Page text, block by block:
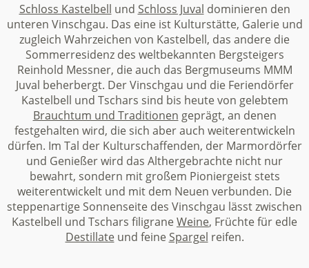
Schloss Kastelbell und Schloss Juval dominieren den
unteren Vinschgau. Das eine ist Kulturstätte, Galerie und
zugleich Wahrzeichen von Kastelbell, das andere die
Sommerresidenz des weltbekannten Bergsteigers
Reinhold Messner, die auch das Bergmuseums MMM
Juval beherbergt. Der Vinschgau und die Feriendörfer
Kastelbell und Tschars sind bis heute von gelebtem
Brauchtum und Traditionen geprägt, an denen
festgehalten wird, die sich aber auch weiterentwickeln
dürfen. Im Tal der Kulturschaffenden, der Marmordörfer
und Genießer wird das Althergebrachte nicht nur
bewahrt, sondern mit großem Pioniergeist stets
weiterentwickelt und mit dem Neuen verbunden. Die
steppenartige Sonnenseite des Vinschgau lässt zwischen
Kastelbell und Tschars filigraneWeine, Früchte für edle
Destillateund feineSpargel reifen.